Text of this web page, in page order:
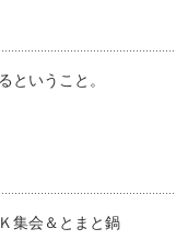
ということ。
Ｋ集会＆とまと鍋